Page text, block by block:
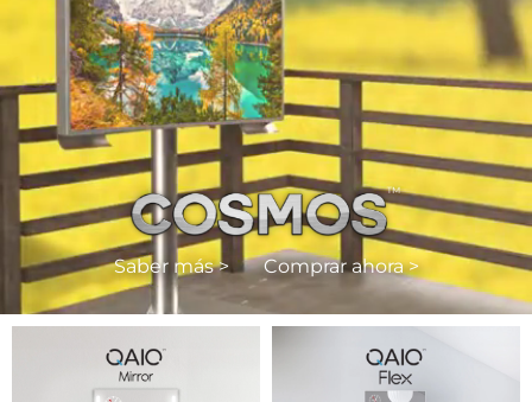
Saber más > Comprar ahora >